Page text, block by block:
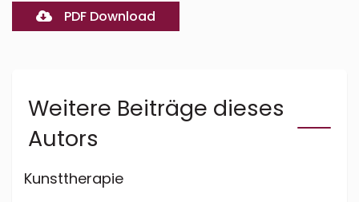
PDF Download
Weitere Beiträge dieses
Autors
Kunsttherapie